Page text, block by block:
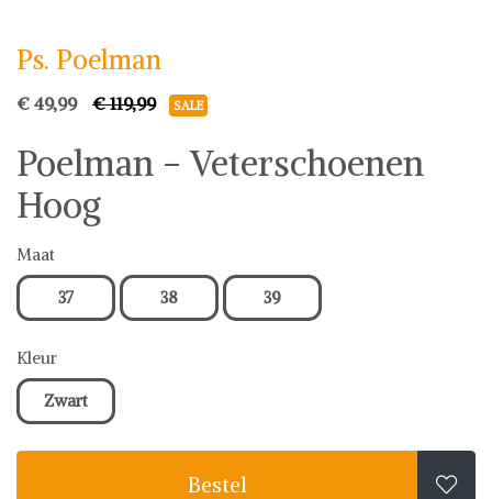
Ps. Poelman
€ 49,99 € 119,99 SALE
Poelman - Veterschoenen
Hoog
Maat
37 38 39
Kleur
Zwart
Bestel 